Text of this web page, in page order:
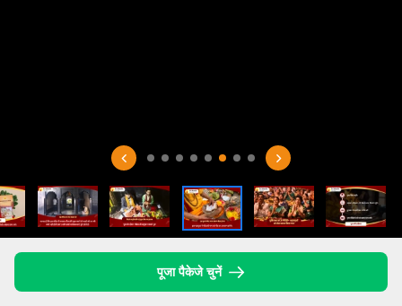
पूजा पैकेजे चुनें